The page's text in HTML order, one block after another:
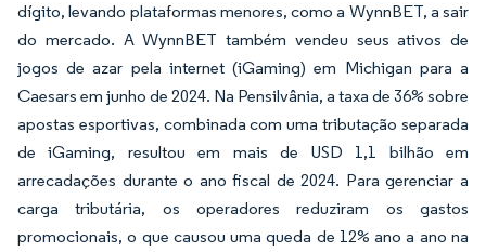
dígito, levando plataformas menores, como a WynnBET, a sair
do mercado. A WynnBET também vendeu seus ativos de
jogos de azar pela internet (iGaming) em Michigan para a
Caesars em junho de 2024. Na Pensilvânia, a taxa de 36% sobre
apostas esportivas, combinada com uma tributação separada
de iGaming, resultou em mais de USD 1,1 bilhão em
arrecadações durante o ano fiscal de 2024. Para gerenciar a
carga tributária, os operadores reduziram os gastos
promocionais, o que causou uma queda de 12% ano a ano na